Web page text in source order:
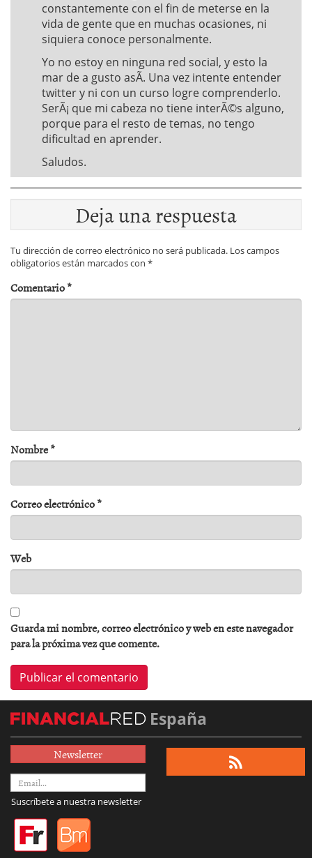
constantemente con el fin de meterse en la
vida de gente que en muchas ocasiones, ni
siquiera conoce personalmente.
Yo no estoy en ninguna red social, y esto la
mar de a gusto asÃ­. Una vez intente entender
twitter y ni con un curso logre comprenderlo.
SerÃ¡ que mi cabeza no tiene interÃ©s alguno,
porque para el resto de temas, no tengo
dificultad en aprender.
Saludos.
Deja una respuesta
Tu dirección de correo electrónico no será publicada. Los campos
obligatorios están marcados con *
Comentario*
Nombre*
Correo electrónico*
Web
Guarda mi nombre, correo electrónico y web en este navegador
para la próxima vez que comente.
España
Newsletter
Suscríbete a nuestra newsletter